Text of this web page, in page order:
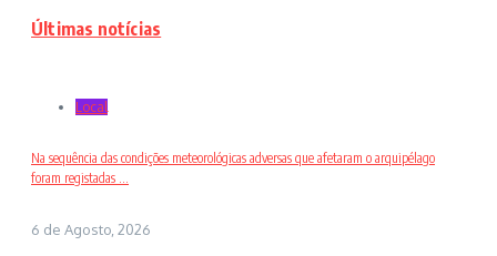
Últimas notícias
Local
Na sequência das condições meteorológicas adversas que afetaram o arquipélago
foram registadas ...
6 de Agosto, 2026